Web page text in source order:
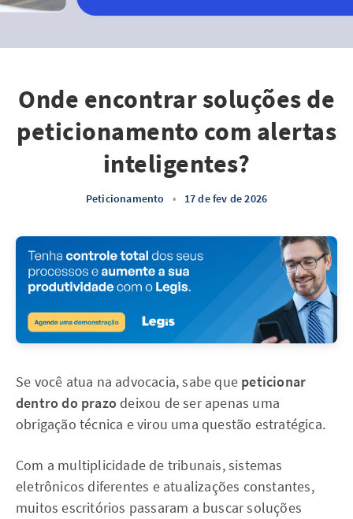
Onde encontrar soluções de
peticionamento com alertas
inteligentes?
Peticionamento • 17 de fev de 2026
Se você atua na advocacia, sabe que peticionar
dentro do prazo deixou de ser apenas uma
obrigação técnica e virou uma questão estratégica.
Com a multiplicidade de tribunais, sistemas
eletrônicos diferentes e atualizações constantes,
muitos escritórios passaram a buscar soluções